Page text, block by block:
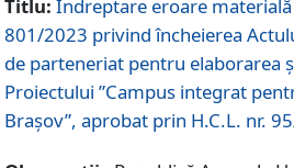
Titlu: Îndreptare eroare materială
801/2023 privind încheierea
de parteneriat pentru elaborarea
Proiectului ”Campus integrat
Brașov”, aprobat prin H.C.L. nr.